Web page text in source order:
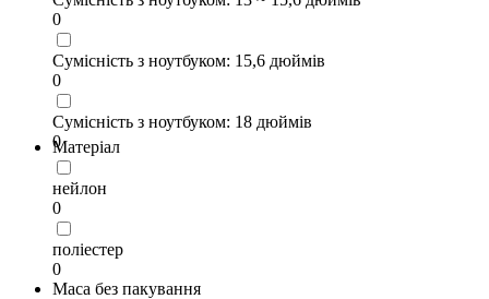
0
Сумісність з ноутбуком: 15,6 дюймів
0
Сумісність з ноутбуком: 18 дюймів
0
Матеріал
нейлон
0
поліестер
0
Маса без пакування